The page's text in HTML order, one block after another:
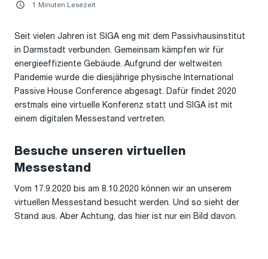
1 Minuten Lesezeit
Seit vielen Jahren ist SIGA eng mit dem Passivhausinstitut
in Darmstadt verbunden. Gemeinsam kämpfen wir für
energieeffiziente Gebäude. Aufgrund der weltweiten
Pandemie wurde die diesjährige physische International
Passive House Conference abgesagt. Dafür findet 2020
erstmals eine virtuelle Konferenz statt und SIGA ist mit
einem digitalen Messestand vertreten.
Besuche unseren virtuellen
Messestand
Vom 17.9.2020 bis am 8.10.2020 können wir an unserem
virtuellen Messestand besucht werden. Und so sieht der
Stand aus. Aber Achtung, das hier ist nur ein Bild davon.